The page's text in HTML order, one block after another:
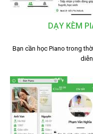
DẠY KÈM
Bạn cần học Piano trong